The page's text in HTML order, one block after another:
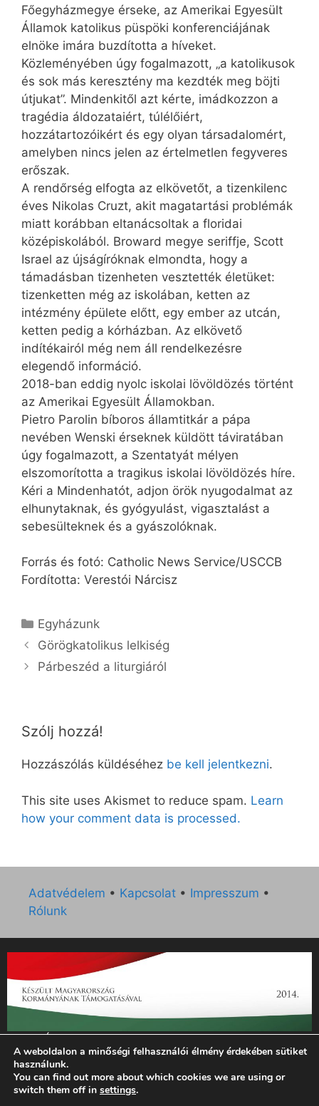
Főegyházmegye érseke, az Amerikai Egyesült
Államok katolikus püspöki konferenciájának
elnöke imára buzdította a híveket.
Közleményében úgy fogalmazott, „a katolikusok
és sok más keresztény ma kezdték meg böjti
útjukat”. Mindenkitől azt kérte, imádkozzon a
tragédia áldozataiért, túlélőiért,
hozzátartozóikért és egy olyan társadalomért,
amelyben nincs jelen az értelmetlen fegyveres
erőszak.
A rendőrség elfogta az elkövetőt, a tizenkilenc
éves Nikolas Cruzt, akit magatartási problémák
miatt korábban eltanácsoltak a floridai
középiskolából. Broward megye seriffje, Scott
Israel az újságíróknak elmondta, hogy a
támadásban tizenheten vesztették életüket:
tizenketten még az iskolában, ketten az
intézmény épülete előtt, egy ember az utcán,
ketten pedig a kórházban. Az elkövető
indítékairól még nem áll rendelkezésre
elegendő információ.
2018-ban eddig nyolc iskolai lövöldözés történt
az Amerikai Egyesült Államokban.
Pietro Parolin bíboros államtitkár a pápa
nevében Wenski érseknek küldött táviratában
úgy fogalmazott, a Szentatyát mélyen
elszomorította a tragikus iskolai lövöldözés híre.
Kéri a Mindenhatót, adjon örök nyugodalmat az
elhunytaknak, és gyógyulást, vigasztalást a
sebesülteknek és a gyászolóknak.
Forrás és fotó: Catholic News Service/USCCB
Fordította: Verestói Nárcisz
Kategória
Egyházunk
Görögkatolikus lelkiség
Párbeszéd a liturgiáról
Szólj hozzá!
Hozzászólás küldéséhez be kell jelentkezni.
This site uses Akismet to reduce spam. Learn
how your comment data is processed.
Adatvédelem • Kapcsolat • Impresszum •
Rólunk
„Az Új Ember katolikus hetilap 2014. évi működésének
támogatását az EGYH-KCP-14-P-0121 sz. támogatási
szerződés keretében 3 000 000 Ft összegben támogatta az
Emberi Erőforrások Minisztériuma.”
A weboldalon a minőségi felhasználói élmény érdekében sütiket
használunk.
You can find out more about which cookies we are using or
switch them off in settings.